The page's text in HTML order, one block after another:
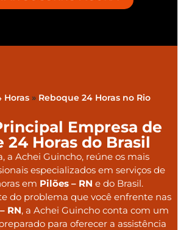
Horas » Reboque 24 Horas no Rio
Empresa de
24 Horas do Brasil
a Achei Guincho, reúne os mais
especializados em serviços de
em Pilões – RN e do Brasil.
do problema que você enfrente nas
RN, a Achei Guincho conta com um
para oferecer a assistência